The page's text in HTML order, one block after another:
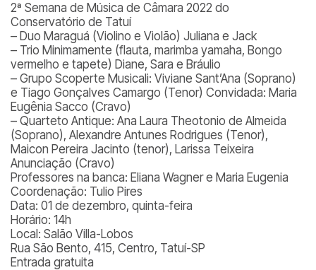
2ª Semana de Música de Câmara 2022 do
Conservatório de Tatuí
– Duo Maraguá (Violino e Violão) Juliana e Jack
– Trio Minimamente (flauta, marimba yamaha, Bongo
vermelho e tapete) Diane, Sara e Bráulio
– Grupo Scoperte Musicali: Viviane Sant’Ana (Soprano)
e Tiago Gonçalves Camargo (Tenor) Convidada: Maria
Eugênia Sacco (Cravo)
– Quarteto Antique: Ana Laura Theotonio de Almeida
(Soprano), Alexandre Antunes Rodrigues (Tenor),
Maicon Pereira Jacinto (tenor), Larissa Teixeira
Anunciação (Cravo)
Professores na banca: Eliana Wagner e Maria Eugenia
Coordenação: Tulio Pires
Data: 01 de dezembro, quinta-feira
Horário: 14h
Local: Salão Villa-Lobos
Rua São Bento, 415, Centro, Tatuí-SP
Entrada gratuita